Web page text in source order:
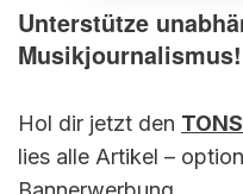
Unterstütze
Musikjournalismus!
Hol dir jetzt den
lies alle Artikel –